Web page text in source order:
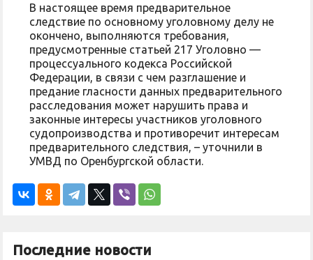
В настоящее время предварительное
следствие по основному уголовному делу не
окончено, выполняются требования,
предусмотренные статьей 217 Уголовно —
процессуального кодекса Российской
Федерации, в связи с чем разглашение и
предание гласности данных предварительного
расследования может нарушить права и
законные интересы участников уголовного
судопроизводства и противоречит интересам
предварительного следствия, – уточнили в
УМВД по Оренбургской области.
Последние новости